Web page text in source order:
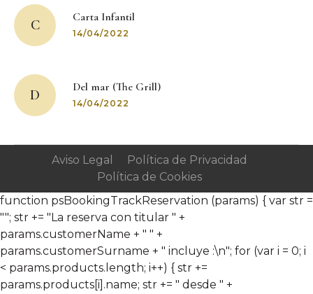
navigation
C Carta Infantil
14/04/2022
D Del mar (The Grill)
14/04/2022
Aviso Legal
Política de Privacidad
Política de Cookies
function psBookingTrackReservation (params) { var str =
""; str += "La reserva con titular " +
params.customerName + " " +
params.customerSurname + " incluye :\n"; for (var i = 0; i
< params.products.length; i++) { str +=
params.products[i].name; str += " desde " +